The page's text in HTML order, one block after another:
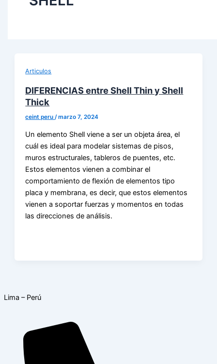
Articulos
DIFERENCIAS entre Shell Thin y Shell
Thick
ceint peru/marzo 7, 2024
Un elemento Shell viene a ser un objeta área, el
cuál es ideal para modelar sistemas de pisos,
muros estructurales, tableros de puentes, etc.
Estos elementos vienen a combinar el
comportamiento de flexión de elementos tipo
placa y membrana, es decir, que estos elementos
vienen a soportar fuerzas y momentos en todas
las direcciones de análisis.
Lima – Perú